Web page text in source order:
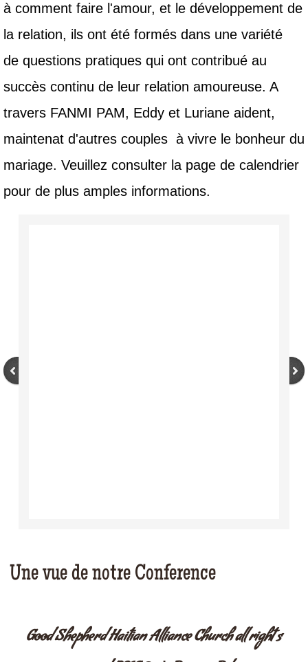
à comment faire l'amour, et le développement de
la relation, ils ont été formés dans une variété
de questions pratiques qui ont contribué au
succès continu de leur relation amoureuse. A
travers FANMI PAM, Eddy et Luriane aident,
maintenat d'autres couples à vivre le bonheur du
mariage. Veuillez consulter la page de calendrier
pour de plus amples informations.
Une vue de notre Conference
Good Shepherd Haitian Alliance Church all right s